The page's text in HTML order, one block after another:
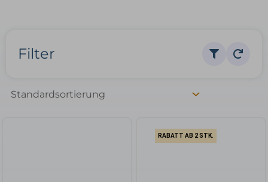
Filter
RABATT AB 2 STK.